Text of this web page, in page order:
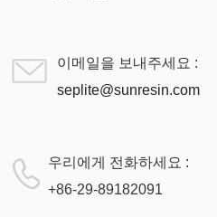
이메일을 보내주세요 :
seplite@sunresin.com
우리에게 전화하세요 :
+86-29-89182091